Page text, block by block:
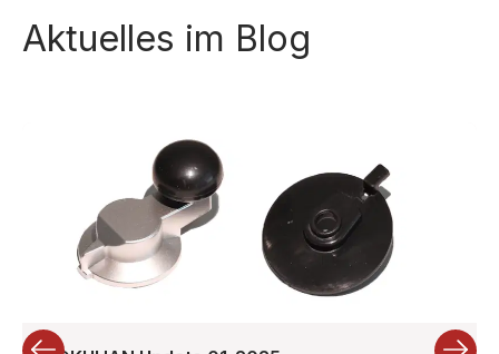
Aktuelles im Blog